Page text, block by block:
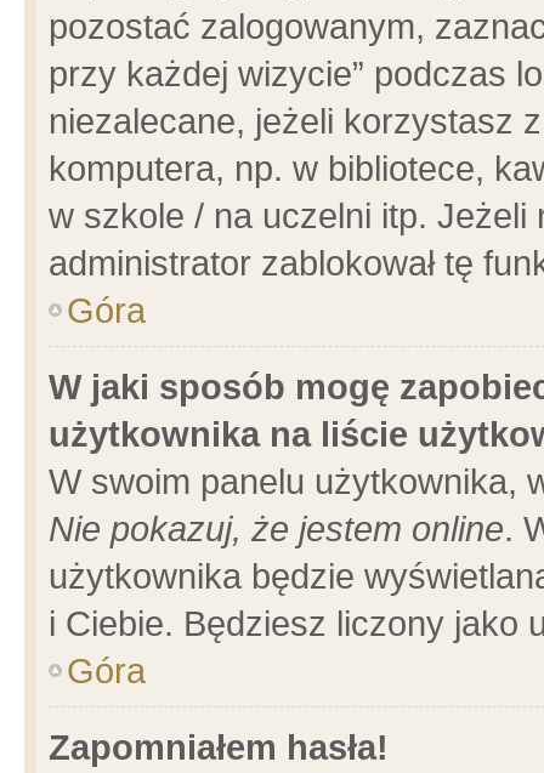
pozostać zalogowanym,
przy każdej wizycie” podczas
niezalecane, jeżeli korzystasz
komputera, np. w bibliotece,
w szkole / na uczelni itp.
administrator zablokował tę
Góra
W jaki sposób mogę
użytkownika na liście
W swoim panelu użytkownika,
Nie pokazuj, że jestem online.
użytkownika będzie
i Ciebie. Będziesz liczony jako
Góra
Zapomniałem hasła!